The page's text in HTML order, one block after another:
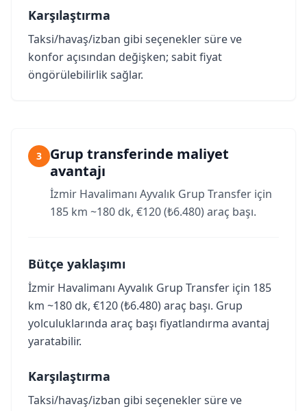
Karşılaştırma
Taksi/havaş/izban gibi seçenekler süre ve
konfor açısından değişken; sabit fiyat
öngörülebilirlik sağlar.
3
Grup transferinde maliyet
avantajı
İzmir Havalimanı Ayvalık Grup Transfer için
185 km ~180 dk, €120 (₺6.480) araç başı.
Bütçe yaklaşımı
İzmir Havalimanı Ayvalık Grup Transfer için 185
km ~180 dk, €120 (₺6.480) araç başı. Grup
yolculuklarında araç başı fiyatlandırma avantaj
yaratabilir.
Karşılaştırma
Taksi/havaş/izban gibi seçenekler süre ve